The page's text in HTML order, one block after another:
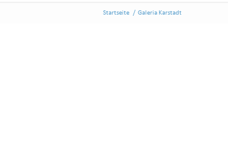
Startseite / Galeria Karstadt